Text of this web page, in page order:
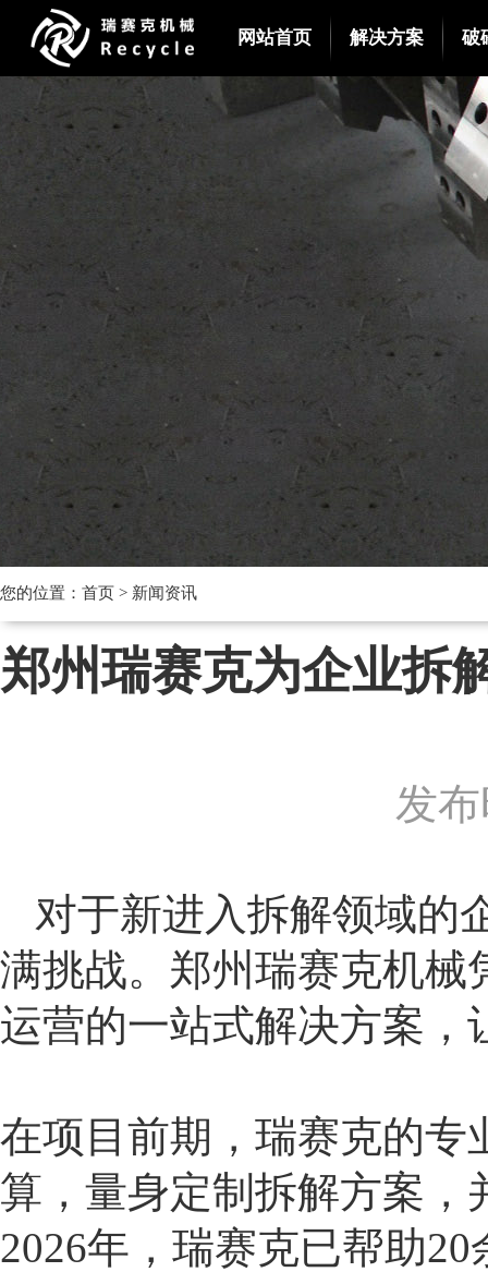
网站首页 解决方案 破
您的位置： 首页 > 新闻资讯
郑州瑞赛克为企业拆
发
对于新进入拆解领域的
满挑战。郑州瑞赛克机械
运营的一站式解决方案，
在项目前期，瑞赛克的专
算，量身定制拆解方案，
2026年，瑞赛克已帮助